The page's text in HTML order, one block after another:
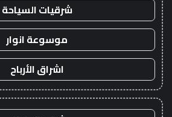
شرقيات السياحة
موسوعة انوار
اشراق الأرباح